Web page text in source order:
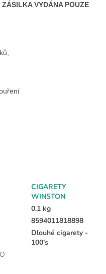
VYDÁNA POUZE
CIGARETY
WINSTON
0.1 kg
8594011818898
Dlouhé cigarety -
100’s